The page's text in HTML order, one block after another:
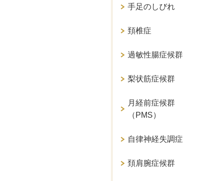
手足のしびれ
頚椎症
過敏性腸症候群
梨状筋症候群
月経前症候群
（PMS）
自律神経失調症
頚肩腕症候群